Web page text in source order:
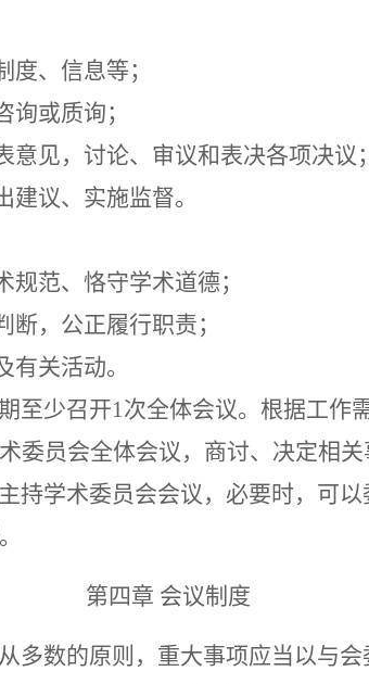
度、信息等；
询或质询；
意见，讨论、审议和表决各项决议；
建议、实施监督。
规范、恪守学术道德；
断，公正履行职责；
有关活动。
至少召开1次全体会议。根据工作
委员会全体会议，商讨、决定相关
持学术委员会会议，必要时，可
第四章 会议制度
多数的原则，重大事项应当以与会